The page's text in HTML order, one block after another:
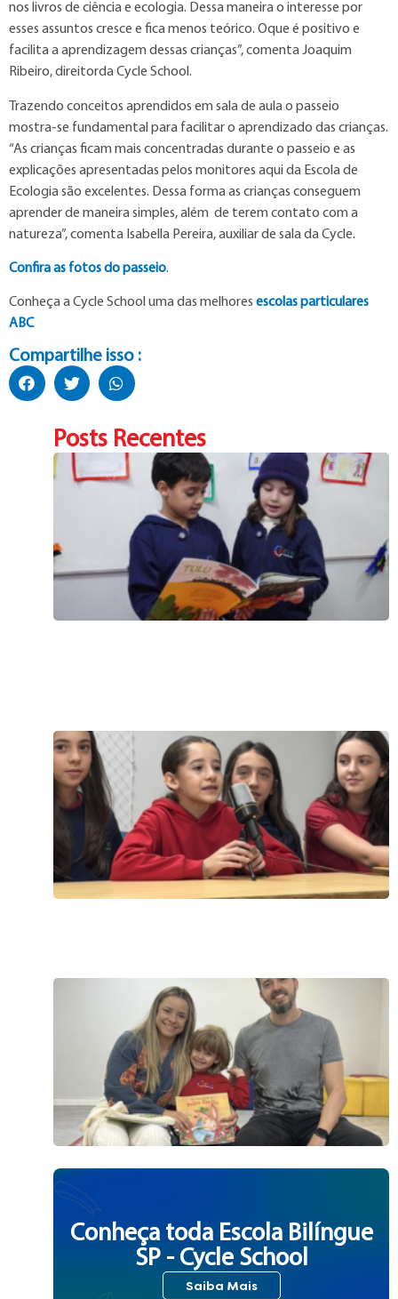
nos livros de ciência e ecologia. Dessa maneira o interesse por
esses assuntos cresce e fica menos teórico. Oque é positivo e
facilita a aprendizagem dessas crianças”, comenta Joaquim
Ribeiro, direitorda Cycle School.
Trazendo conceitos aprendidos em sala de aula o passeio
mostra-se fundamental para facilitar o aprendizado das crianças.
“As crianças ficam mais concentradas durante o passeio e as
explicações apresentadas pelos monitores aqui da Escola de
Ecologia são excelentes. Dessa forma as crianças conseguem
aprender de maneira simples, além de terem contato com a
natureza”, comenta Isabella Pereira, auxiliar de sala da Cycle.
Confira as fotos do passeio.
Conheça a Cycle School uma das melhores escolas particulares
ABC
Compartilhe isso :
Posts Recentes
Conheça toda Escola Bilíngue
SP - Cycle School
Saiba Mais